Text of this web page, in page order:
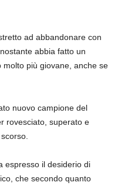
ad abbandonare con
abbia fatto un
più giovane, anche se
nuovo campione del
rovesciato, superato e
espresso il desiderio di
che secondo quanto